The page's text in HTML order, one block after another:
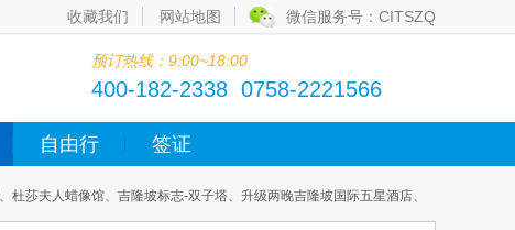
微信服务号：CITSZQ
收藏我们 网站地图
预订热线：9:00~18:00
400-182-2338 0758-2221566
自由行 签证
莎夫人蜡像馆、吉隆坡标志-双子塔、升级两晚吉隆坡国际五星酒店、